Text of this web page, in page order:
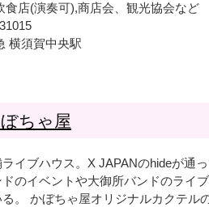
食店(演奏可),商店会、観光協会など
横須賀中央駅
ちゃ屋
イブハウス。X JAPANのhideが通
のイベントや大御所バンドのライ
。 かぼちゃ屋オリジナルカクテル